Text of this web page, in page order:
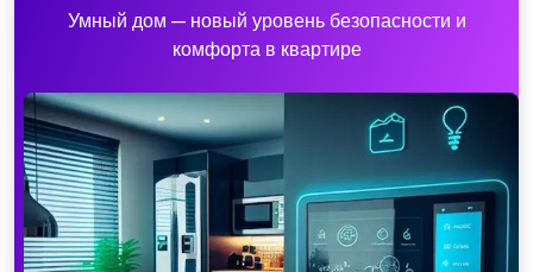
Умный дом — новый уровень безопасности и
комфорта в квартире